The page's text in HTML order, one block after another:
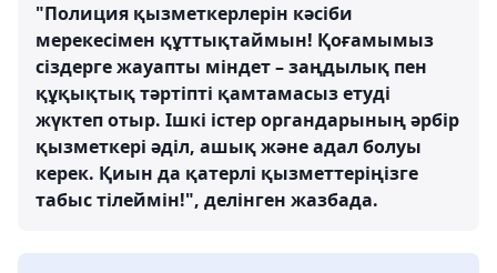
"Полиция қызметкерлерін кәсіби
мерекесімен құттықтаймын! Қоғамымыз
сіздерге жауапты міндет – заңдылық пен
құқықтық тәртіпті қамтамасыз етуді
жүктеп отыр. Ішкі істер органдарының әрбір
қызметкері әділ, ашық және адал болуы
керек. Қиын да қатерлі қызметтеріңізге
табыс тілеймін!", делінген жазбада.